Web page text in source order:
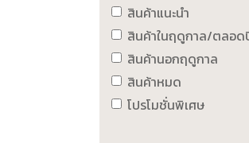
สินค้าแนะนำ
สินค้าในฤดูกาล/ตลอด
สินค้านอกฤดูกาล
สินค้าหมด
โปรโมชั่นพิเศษ